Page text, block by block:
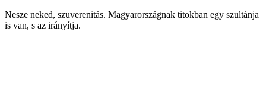
Nesze neked, szuverenitás. Magyarországnak titokban egy szultánja
is van, s az irányítja.